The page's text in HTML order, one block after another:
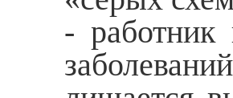
- работник